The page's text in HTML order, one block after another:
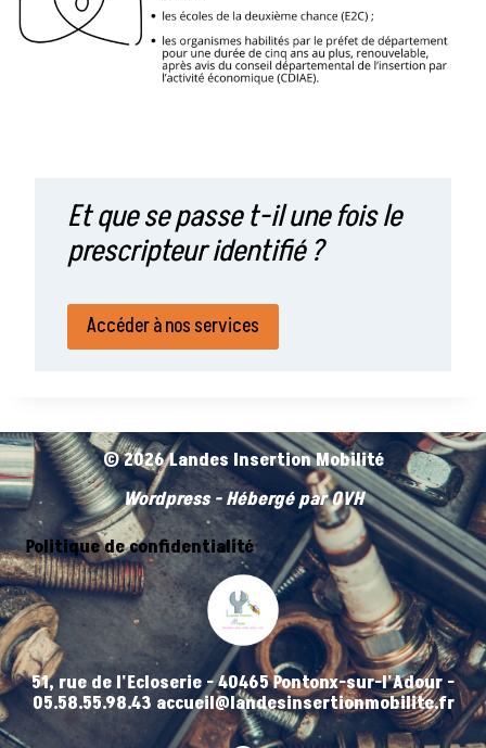
Et que se passe t-il une fois le
prescripteur identifié ?
Accéder à nos services
© 2026 Landes Insertion Mobilité
Wordpress - Hébergé par OVH
Politique de confidentialité
51, rue de l'Ecloserie - 40465 Pontonx-sur-l'Adour -
05.58.55.98.43 accueil@landesinsertionmobilite.fr